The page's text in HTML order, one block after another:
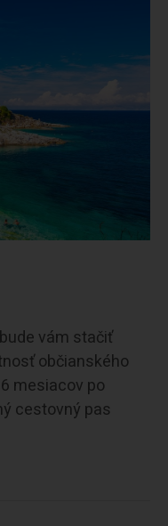
vám stačiť
občianského
mesiacov po
cestovný pas